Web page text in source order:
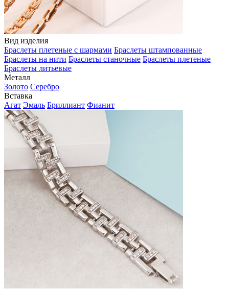
Вид изделия
Браслеты плетеные с шармами Браслеты штампованные
Браслеты на нити Браслеты станочные Браслеты плетеные
Браслеты литьевые
Металл
Золото Серебро
Вставка
Агат Эмаль Бриллиант Фианит